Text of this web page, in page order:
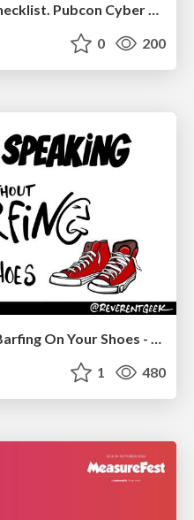
The Anti-SEO Checklist Checklist. Pubcon Cyber Week
0 200
Public Speaking Without Barfing On Your Shoes - THAT 2023
1 480